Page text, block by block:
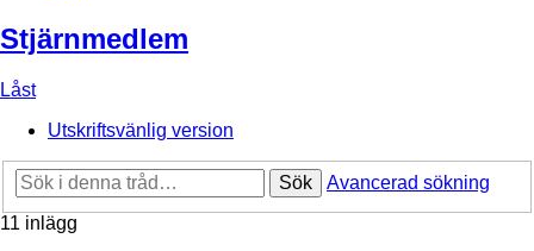
Stjärnmedlem
Låst
Utskriftsvänlig version
Sök
Avancerad sökning
11 inlägg